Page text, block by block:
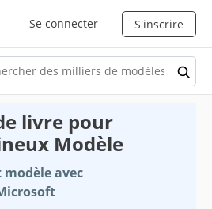
Se connecter S'inscrire
livre pour
Modèle
avec